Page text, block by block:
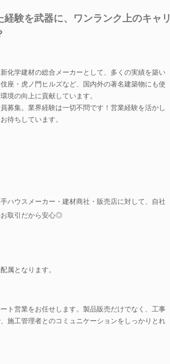
経験を武器に、ワンランク上のキャリ
化学建材の総合メーカーとして、多くの実績を築い
座・虎ノ門ヒルズなど、国内外の著名建築物にも使
境の向上に貢献しています。
募集。業界経験は一切不問です！営業経験を活かし
待ちしています。
ハウスメーカー・建材商社・販売店に対して、自社
取引だから安心◎
属となります。
ト営業をお任せします。製品販売だけでなく、工事
施工管理者とのコミュニケーションをしっかりとれ